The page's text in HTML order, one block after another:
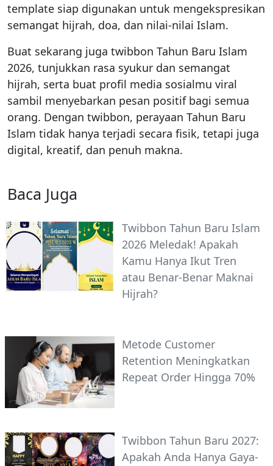
template siap digunakan untuk mengekspresikan
semangat hijrah, doa, dan nilai-nilai Islam.
Buat sekarang juga twibbon Tahun Baru Islam
2026, tunjukkan rasa syukur dan semangat
hijrah, serta buat profil media sosialmu viral
sambil menyebarkan pesan positif bagi semua
orang. Dengan twibbon, perayaan Tahun Baru
Islam tidak hanya terjadi secara fisik, tetapi juga
digital, kreatif, dan penuh makna.
Baca Juga
Twibbon Tahun Baru Islam
2026 Meledak! Apakah
Kamu Hanya Ikut Tren
atau Benar-Benar Maknai
Hijrah?
Metode Customer
Retention Meningkatkan
Repeat Order Hingga 70%
Twibbon Tahun Baru 2027:
Apakah Anda Hanya Gaya-